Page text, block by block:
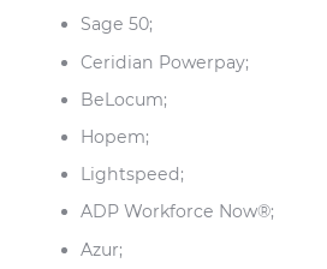
Sage 50;
Ceridian Powerpay;
BeLocum;
Hopem;
Lightspeed;
ADP Workforce Now®;
Azur;